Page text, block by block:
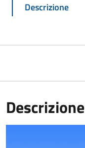
Descrizione
Descrizione